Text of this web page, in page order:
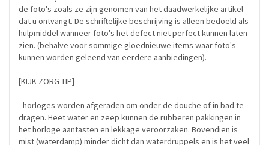
de foto's zoals ze zijn genomen van het daadwerkelijke artikel
dat u ontvangt. De schriftelijke beschrijving is alleen bedoeld als
hulpmiddel wanneer foto's het defect niet perfect kunnen laten
zien. (behalve voor sommige gloednieuwe items waar foto's
kunnen worden geleend van eerdere aanbiedingen).
[KIJK ZORG TIP]
- horloges worden afgeraden om onder de douche of in bad te
dragen. Heet water en zeep kunnen de rubberen pakkingen in
het horloge aantasten en lekkage veroorzaken. Bovendien is
mist (waterdamp) minder dicht dan waterdruppels en is het veel